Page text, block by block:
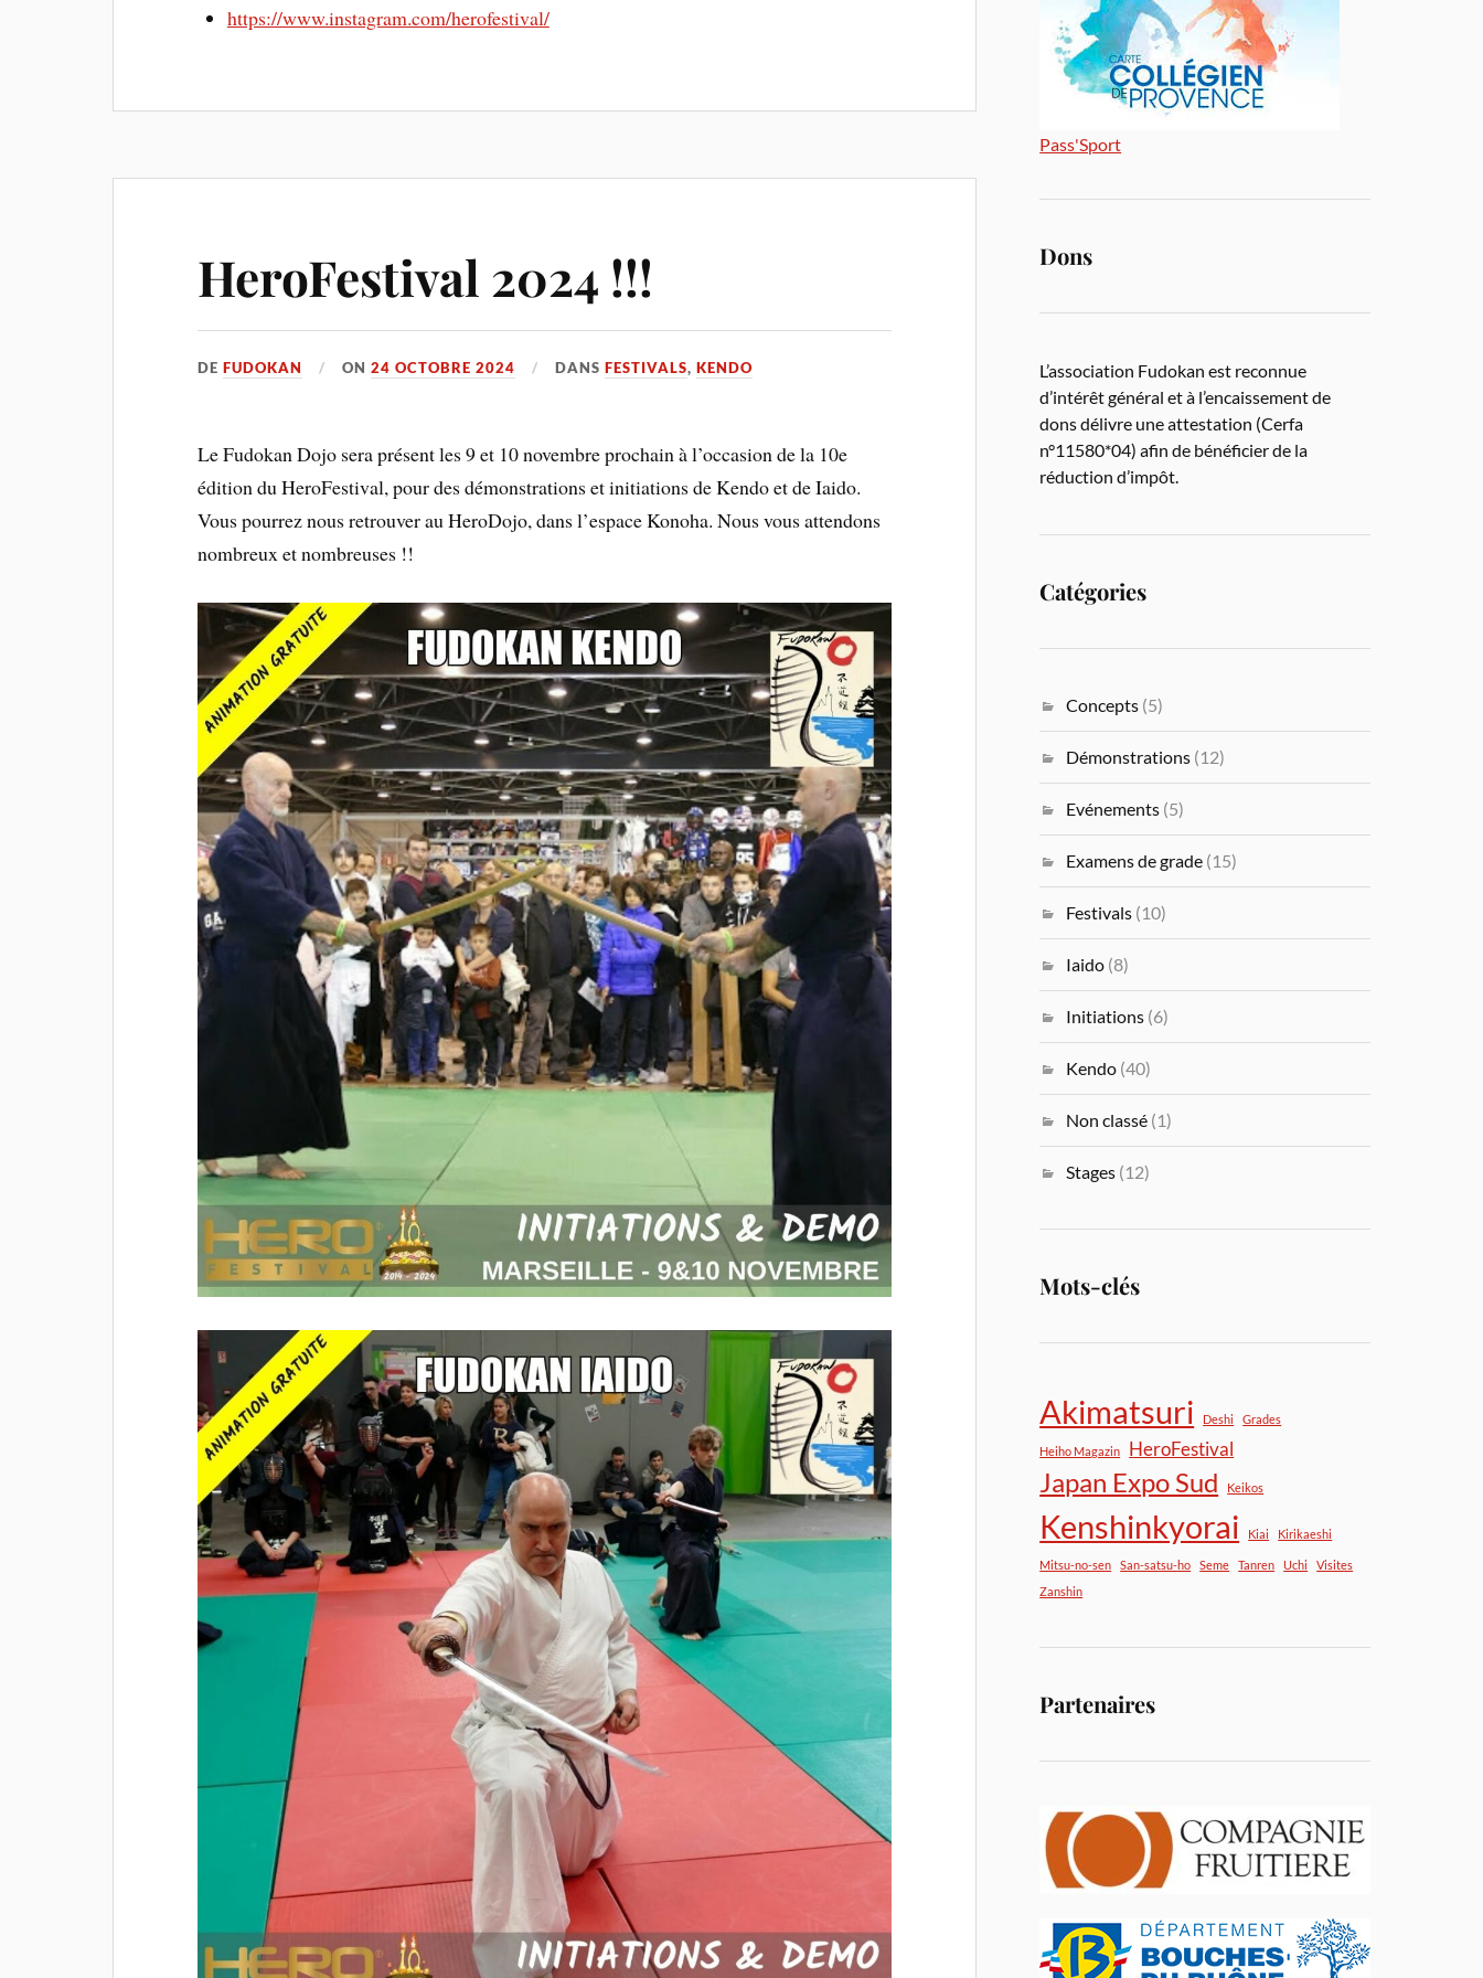
https://www.instagram.com/herofestival/
HeroFestival 2024 !!!
DEFUDOKAN ON24 OCTOBRE 2024 DANSFESTIVALS,KENDO
Le Fudokan Dojo sera présent les 9 et 10 novembre prochain à l’occasion de la 10e
édition du HeroFestival, pour des démonstrations et initiations de Kendo et de Iaido.
Vous pourrez nous retrouver au HeroDojo, dans l’espace Konoha. Nous vous attendons
nombreux et nombreuses !!
Pass'Sport
Dons
L’association Fudokan est reconnue
d’intérêt général et à l’encaissement de
dons délivre une attestation (Cerfa
n°11580*04) afin de bénéficier de la
réduction d’impôt.
Catégories
Concepts (5)
Démonstrations (12)
Evénements (5)
Examens de grade (15)
Festivals (10)
Iaido (8)
Initiations (6)
Kendo (40)
Non classé (1)
Stages (12)
Mots-clés
Akimatsuri Deshi Grades
Heiho Magazin HeroFestival
Japan Expo Sud Keikos
Kenshinkyorai Kiai Kirikaeshi
Mitsu-no-sen San-satsu-ho Seme Tanren Uchi
Visites
Zanshin
Partenaires